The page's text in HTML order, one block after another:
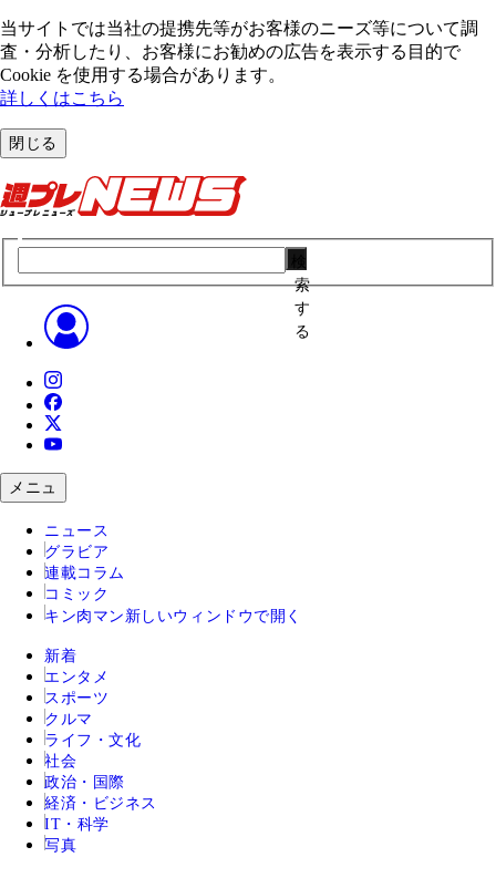
当サイトでは当社の提携先等がお客様のニーズ等について調
査・分析したり、お客様にお勧めの広告を表⽰する⽬的で
Cookie を使⽤する場合があります。
詳しくはこちら
閉じる
索
す
る
メニュ
ニュース
グラビア
連載コラム
コミック
キン肉マン 新しいウィンドウで開く
新着
エンタメ
スポーツ
クルマ
ライフ・文化
社会
政治・国際
経済・ビジネス
IT・科学
写真